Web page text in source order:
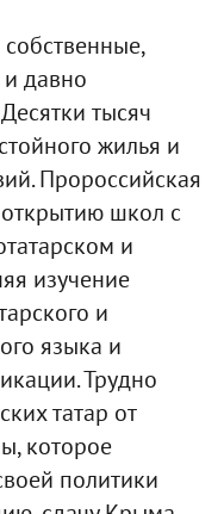
давно
тысяч
жилья и
Пророссийская
открытию школ с
и
изучение
и
языка и
Трудно
татар от
которое
политики